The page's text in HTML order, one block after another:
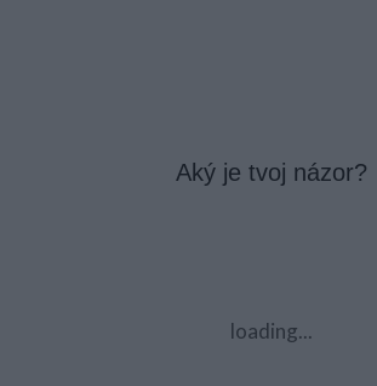
Aký je tvoj názor?
loading...